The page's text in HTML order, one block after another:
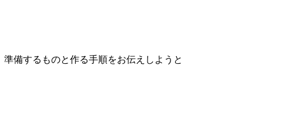
備するものと作る手順をお伝えしようと